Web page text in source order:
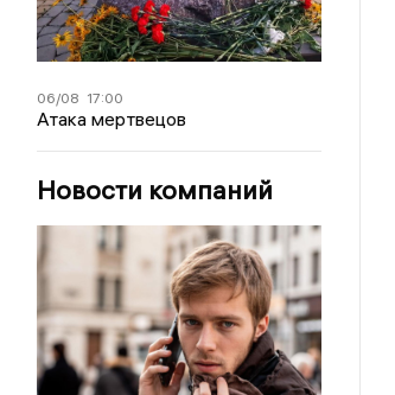
06/08 17:00
Атака мертвецов
Новости компаний